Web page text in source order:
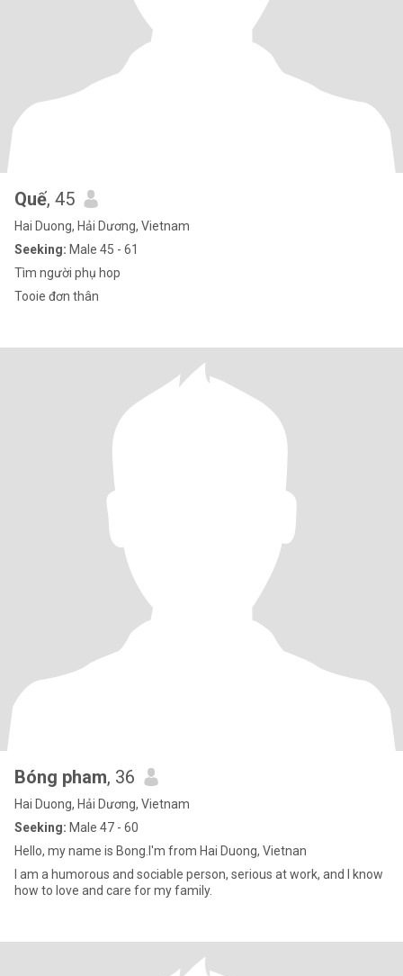
Quế, 45
Hai Duong, Hải Dương, Vietnam
Seeking: Male 45 - 61
Tìm người phụ hop
Tooie đơn thân
Bóng pham, 36
Hai Duong, Hải Dương, Vietnam
Seeking: Male 47 - 60
Hello, my name is Bong.I'm from Hai Duong, Vietnan
I am a humorous and sociable person, serious at work, and I know
how to love and care for my family.